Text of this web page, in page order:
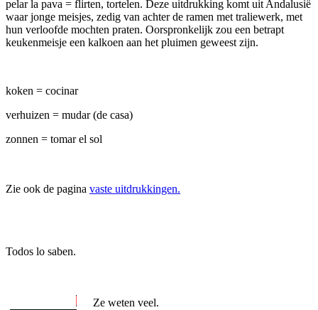
pelar la pava = flirten, tortelen. Deze uitdrukking komt uit Andalusië
waar jonge meisjes, zedig van achter de ramen met traliewerk, met
hun verloofde mochten praten. Oorspronkelijk zou een betrapt
keukenmeisje een kalkoen aan het pluimen geweest zijn.
koken = cocinar
verhuizen = mudar (de casa)
zonnen = tomar el sol
Zie ook de pagina vaste uitdrukkingen.
Todos lo saben.
Ze weten veel.